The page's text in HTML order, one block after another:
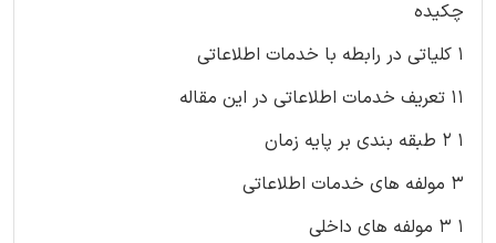
چکیده
۱ کلیاتی در رابطه با خدمات اطلاعاتی
۱۱ تعریف خدمات اطلاعاتی در این مقاله
۱ ۲ طبقه بندی بر پایه زمان
۳ مولفه های خدمات اطلاعاتی
۱ ۳ مولفه های داخلی